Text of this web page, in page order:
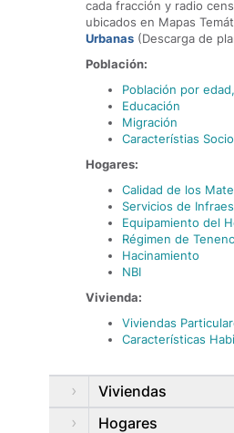
cada fracción y radio
ubicados en Mapas
Urbanas (Descarga de
Población:
Población por
Educación
Migración
Característias
Hogares:
Calidad de los
Servicios de
Equipamiento del
Régimen de
Hacinamiento
NBI
Vivienda:
Viviendas
Características
Viviendas
Hogares